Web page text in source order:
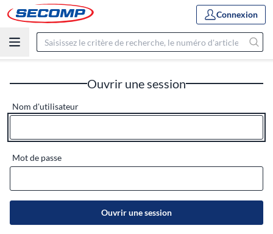
Connexion
Ouvrir une session
Nom d'utilisateur
Mot de passe
Ouvrir une session